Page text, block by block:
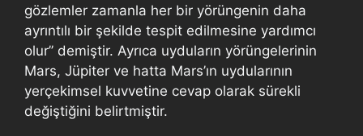
gözlemler zamanla her bir yörüngenin daha
ayrıntılı bir şekilde tespit edilmesine yardımcı
olur’’ demiştir. Ayrıca uyduların yörüngelerinin
Mars, Jüpiter ve hatta Mars’ın uydularının
yerçekimsel kuvvetine cevap olarak sürekli
değiştiğini belirtmiştir.